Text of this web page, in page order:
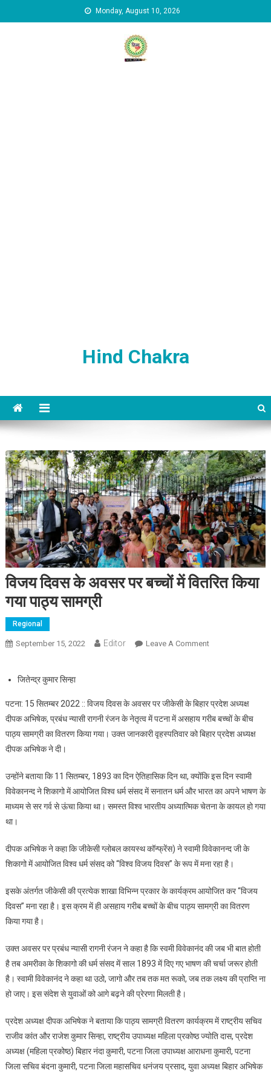
Monday, August 10, 2026
Hind Chakra
विजय दिवस के अवसर पर बच्चों में वितरित किया
गया पाठ्य सामग्री
Regional
September 15, 2022 Editor Leave A CommentOn विजय दिवस के
जितेन्द्र कुमार सिन्हा
पटना: 15 सितम्बर 2022 :: विजय दिवस के अवसर पर जीकेसी के बिहार प्रदेश अध्यक्ष
दीपक अभिषेक, प्रबंध न्यासी रागनी रंजन के नेतृत्व में पटना में असहाय गरीब बच्चों के बीच
पाठ्य सामग्री का वितरण किया गया। उक्त जानकारी वृहस्पतिवार को बिहार प्रदेश अध्यक्ष
दीपक अभिषेक ने दी।
उन्होंने बताया कि 11 सितम्बर, 1893 का दिन ऐतिहासिक दिन था, क्योंकि इस दिन स्वामी
विवेकानन्द ने शिकागो में आयोजित विश्व धर्म संसद में सनातन धर्म और भारत का अपने भाषण के
माध्यम से सर गर्व से ऊंचा किया था। समस्त विश्व भारतीय अध्यात्मिक चेतना के कायल हो गया
था।
दीपक अभिषेक ने कहा कि जीकेसी ग्लोबल कायस्थ कॉन्फ्रेंस) ने स्वामी विवेकानन्द जी के
शिकागो में आयोजित विश्व धर्म संसद को “विश्व विजय दिवस” के रूप में मना रहा है।
इसके अंतर्गत जीकेसी की प्रत्येक शाखा विभिन्न प्रकार के कार्यक्रम आयोजित कर “विजय
दिवस” मना रहा है। इस क्रम में ही असहाय गरीब बच्चों के बीच पाठ्य सामग्री का वितरण
किया गया है।
उक्त अवसर पर प्रबंध न्यासी रागनी रंजन ने कहा है कि स्वमी विवेकानंद की जब भी बात होती
है तब अमरीका के शिकागो की धर्म संसद में साल 1893 में दिए गए भाषण की चर्चा जरूर होती
है। स्वामी विवेकानंद ने कहा था उठो, जागो और तब तक मत रूको, जब तक लक्ष्‍य की प्राप्ति ना
हो जाए। इस संदेश से युवाओं को आगे बढ़ने की प्रेरणा मिलती है।
प्रदेश अध्यक्ष दीपक अभिषेक ने बताया कि पाठ्य सामग्री वितरण कार्यक्रम में राष्ट्रीय सचिव
राजीव कांत और राजेश कुमार सिन्हा, राष्ट्रीय उपाध्यक्ष महिला प्रकोष्ठ ज्योति दास, प्रदेश
अध्यक्ष (महिला प्रकोष्ठ) बिहार नंदा कुमारी, पटना जिला उपाध्यक्ष आराधना कुमारी, पटना
जिला सचिव बंदना कुमारी, पटना जिला महासचिव धनंजय प्रसाद, युवा अध्यक्ष बिहार अभिषेक